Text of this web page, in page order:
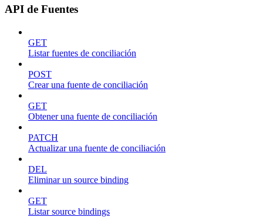
API de Fuentes
GET
Listar fuentes de conciliación
POST
Crear una fuente de conciliación
GET
Obtener una fuente de conciliación
PATCH
Actualizar una fuente de conciliación
DEL
Eliminar un source binding
GET
Listar source bindings